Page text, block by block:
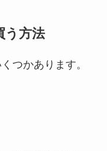
う方法
つかあります。